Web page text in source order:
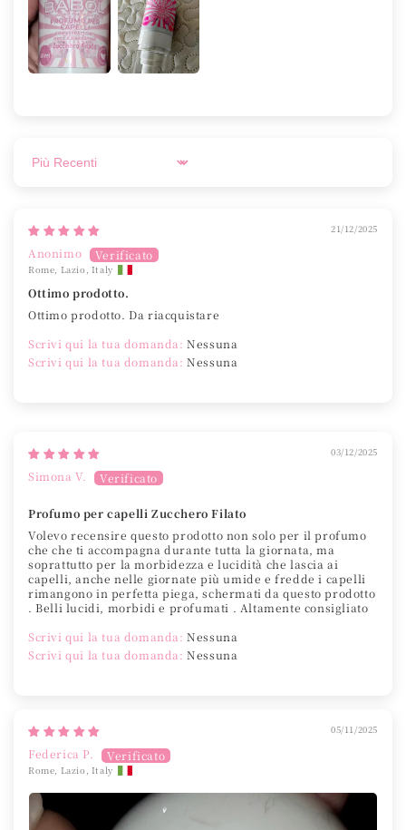
Sort by
21/12/2025
Anonimo
Rome, Lazio, Italy
Ottimo prodotto.
Ottimo prodotto. Da riacquistare
Scrivi qui la tua domanda: Nessuna
Scrivi qui la tua domanda: Nessuna
03/12/2025
Simona V.
Profumo per capelli Zucchero Filato
Volevo recensire questo prodotto non solo per il profumo
che che ti accompagna durante tutta la giornata, ma
soprattutto per la morbidezza e lucidità che lascia ai
capelli, anche nelle giornate più umide e fredde i capelli
rimangono in perfetta piega, schermati da questo prodotto
. Belli lucidi, morbidi e profumati . Altamente consigliato
Scrivi qui la tua domanda: Nessuna
Scrivi qui la tua domanda: Nessuna
05/11/2025
Federica P.
Rome, Lazio, Italy